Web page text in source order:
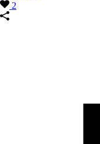
2